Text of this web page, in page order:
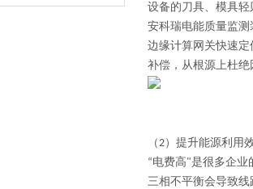
设备的刀具、模具
安科瑞电能质量监
边缘计算网关快速定
补偿，从根源上杜
（2） 提升能源利用
“电费高"是很多企
三相不平衡会导致